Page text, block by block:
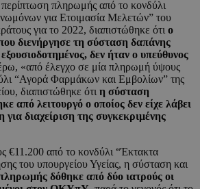
περίπτωση πληρωμής από το κονδύλι
για Ετοιμασία Μελετών” του
για το 2022, διαπιστώθηκε ότι ο
διενήργησε τη σύσταση δαπάνης
δεν ήταν ο υπεύθυνος
«από έλεγχο σε μία πληρωμή ύψους
“Αγορά Φαρμάκων και Εμβολίων” της
διαπιστώθηκε ότι η σύσταση
από λειτουργό ο οποίος δεν είχε λάβει
για διαχείριση της συγκεκριμένης
€11.200 από το κονδύλι “Έκτακτα
του υπουργείου Υγείας, η σύσταση και
δόθηκε από δύο ιατρούς οι